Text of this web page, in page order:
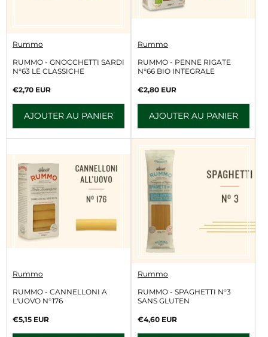
RUMMO - GNOCCHETTI SARDI
N°63 LE CLASSICHE
V
n
d
u
:
Rummo
Prix
€2,70 EUR
AJOUTER AU PANIER
RUMMO - PENNE RIGATE
N°66 BIO INTEGRALE
V
n
d
u
:
Rummo
Prix
€2,80 EUR
AJOUTER AU PANIER
RUMMO - CANNELLONI A
L'UOVO N°176
V
n
d
u
Rummo
Prix
€5,15 EUR
RUMMO - SPAGHETTI N°3
SANS GLUTEN
V
n
d
u
Rummo
Prix
€4,60 EUR